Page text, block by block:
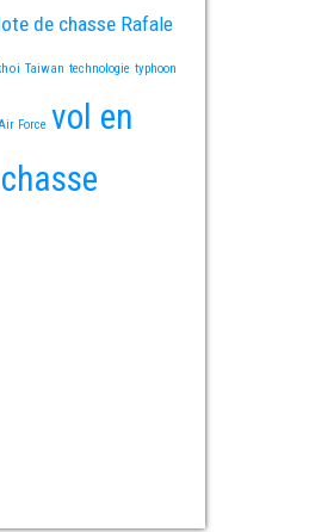
de chasse Rafale
Taiwan technologie typhoon
Force vol en